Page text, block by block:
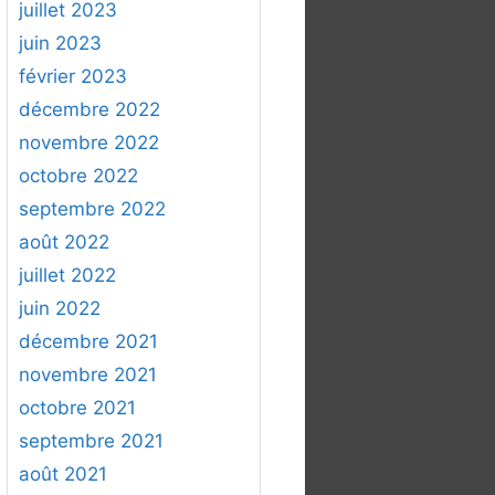
juillet 2023
juin 2023
février 2023
décembre 2022
novembre 2022
octobre 2022
septembre 2022
août 2022
juillet 2022
juin 2022
décembre 2021
novembre 2021
octobre 2021
septembre 2021
août 2021